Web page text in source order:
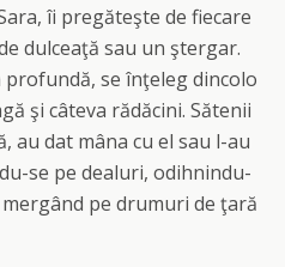
îi pregăteşte de fiecare
dulceaţă sau un ştergar.
se înţeleg dincolo
şi câteva rădăcini. Sătenii
au dat mâna cu el sau l-au
se pe dealuri, odihnindu-
pe drumuri de ţară